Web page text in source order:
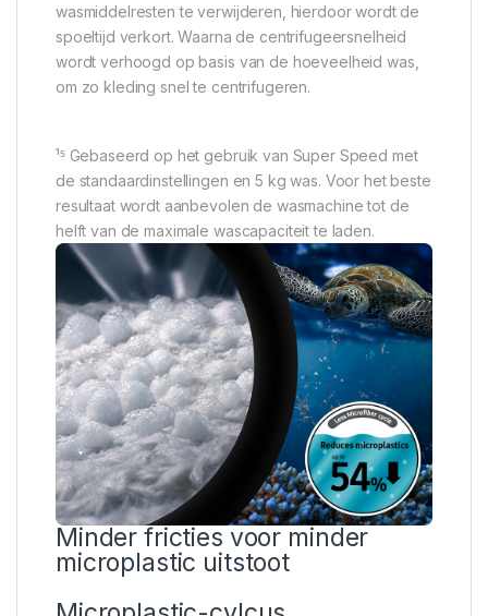
wasmiddelresten te verwijderen, hierdoor wordt de
spoeltijd verkort. Waarna de centrifugeersnelheid
wordt verhoogd op basis van de hoeveelheid was,
om zo kleding snel te centrifugeren.
¹⁵ Gebaseerd op het gebruik van Super Speed met
de standaardinstellingen en 5 kg was. Voor het beste
resultaat wordt aanbevolen de wasmachine tot de
helft van de maximale wascapaciteit te laden.
Minder fricties voor minder
microplastic uitstoot